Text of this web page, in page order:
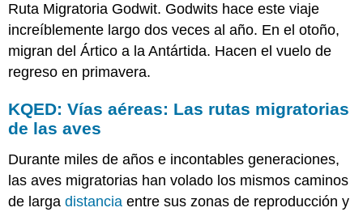
Ruta Migratoria Godwit. Godwits hace este viaje
increíblemente largo dos veces al año. En el otoño,
migran del Ártico a la Antártida. Hacen el vuelo de
regreso en primavera.
KQED: Vías aéreas: Las rutas migratorias
de las aves
Durante miles de años e incontables generaciones,
las aves migratorias han volado los mismos caminos
de largadistancia entre sus zonas de reproducción y